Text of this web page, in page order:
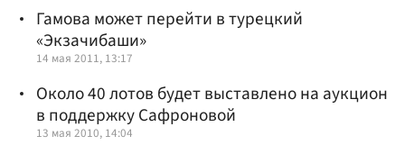
Гамова может перейти в турецкий
«Экзачибаши»
14 мая 2011, 13:17
Около 40 лотов будет выставлено на аукцион
в поддержку Сафроновой
13 мая 2010, 14:04